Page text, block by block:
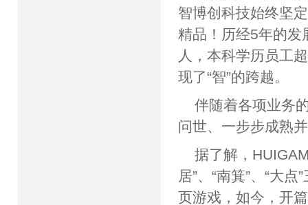
智博创科技始终坚
精品！历经5年的发
人，本科学历员工
现了“智”的跨越。
伴随着各项业务
问世、一步步成熟
据了解，
居”、“南箕”、“大
页游戏，如今，开